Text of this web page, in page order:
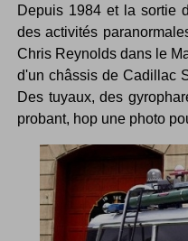
Depuis 1984 et la sortie
des activités
Chris Reynolds dans le
d'un châssis de Cadillac
Des tuyaux, des
probant, hop une photo